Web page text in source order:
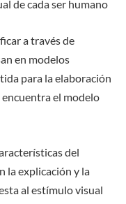
de cada ser humano
a través de
en modelos
para la elaboración
el modelo
del
la explicación y la
al estímulo visual